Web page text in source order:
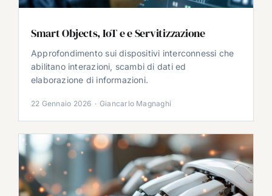
Smart Objects, IoT e e Servitizzazione
Approfondimento sui dispositivi interconnessi che
abilitano interazioni, scambi di dati ed
elaborazione di informazioni.
22 Gennaio 2026 · Giancarlo Magnaghi